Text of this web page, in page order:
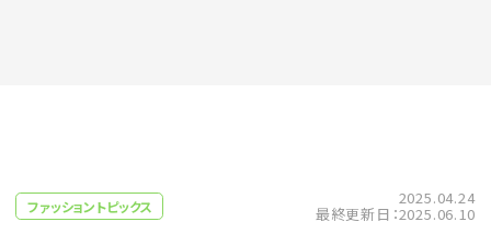
ファッショントピックス 2025.04.24
最終更新日：2025.06.10